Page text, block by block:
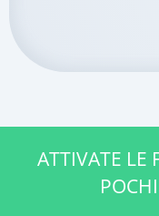
ATTIVATE LE